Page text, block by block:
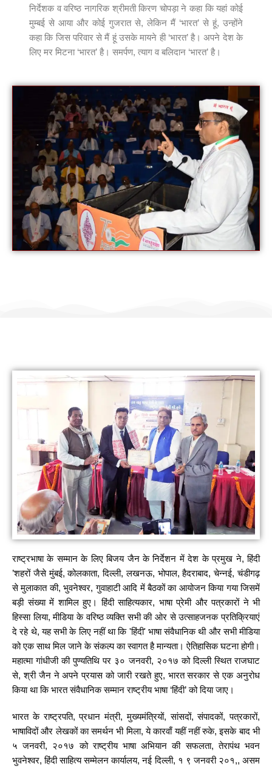
निर्देशक व वरिष्ठ नागरिक श्रीमती किरण चोपड़ा ने कहा कि यहां कोई
मुम्बई से आया और कोई गुजरात से, लेकिन मैं ‘भारत’ से हूं, उन्होंने
कहा कि जिस परिवार से मैं हूं उसके मायने ही ‘भारत’ है। अपने देश के
लिए मर मिटना ‘भारत’ है। समर्पण, त्याग व बलिदान ‘भारत’ है।
राष्ट्रभाषा के सम्मान के लिए बिजय जैन के निर्देशन में देश के प्रमुख ने, हिंदी
’शहरों जैसे मुंबई, कोलकाता, दिल्ली, लखनऊ, भोपाल, हैदराबाद, चेन्नई, चंडीगढ़
से मुलाकात की, भुवनेश्वर, गुवाहाटी आदि में बैठकों का आयोजन किया गया जिसमें
बड़ी संख्या में शामिल हुए। हिंदी साहित्यकार, भाषा प्रेमी और पत्रकारों ने भी
हिस्सा लिया, मीडिया के वरिष्ठ व्यक्ति सभी की ओर से उत्साहजनक प्रतिक्रियाएं
दे रहे थे, यह सभी के लिए नहीं था कि 'हिंदी' भाषा संवैधानिक थी और सभी मीडिया
को एक साथ मिल जाने के संकल्प का स्वागत है मान्यता। ऐतिहासिक घटना होगी।
महात्मा गांधीजी की पुण्यतिथि पर ३० जनवरी, २०१७ को दिल्ली स्थित राजघाट
से, श्री जैन ने अपने प्रयास को जारी रखते हुए, भारत सरकार से एक अनुरोध
किया था कि भारत संवैधानिक सम्मान राष्ट्रीय भाषा ‘हिंदी’ को दिया जाए।
भारत के राष्ट्रपति, प्रधान मंत्री, मुख्यमंत्रियों, सांसदों, संपादकों, पत्रकारों,
भाषाविदों और लेखकों का समर्थन भी मिला, ये कारवाँ यहीं नहीं रुके, इसके बाद भी
५ जनवरी, २०१७ को राष्ट्रीय भाषा अभियान की सफलता, तेरापंथ भवन
भुवनेश्वर, हिंदी साहित्य सम्मेलन कार्यालय, नई दिल्ली, १ ९ जनवरी २०१,, असम